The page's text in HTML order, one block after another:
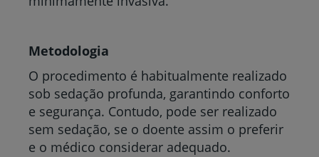
Metodologia
O procedimento é habitualmente realizado
sob sedação profunda, garantindo conforto
e segurança. Contudo, pode ser realizado
sem sedação, se o doente assim o preferir
e o médico considerar adequado.